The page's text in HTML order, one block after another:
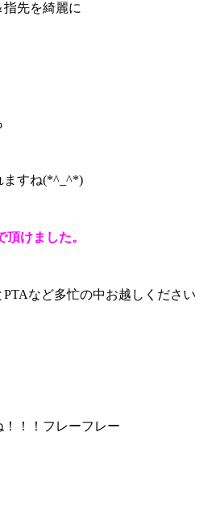
先を綺麗に
ますね(*^_^*)
けました。
など多忙の中お越しください
！！フレーフレー